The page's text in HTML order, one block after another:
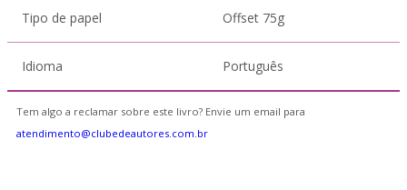
Tipo de papel Offset 75g
Idioma Português
Tem algo a reclamar sobre este livro? Envie um email para
atendimento@clubedeautores.com.br